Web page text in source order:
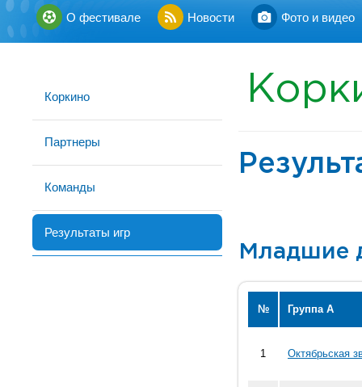
О фестивале Новости Фото и видео
Коркино
Партнеры
Команды
Результаты игр
Младшие
№ Группа А
1 Октябрьская